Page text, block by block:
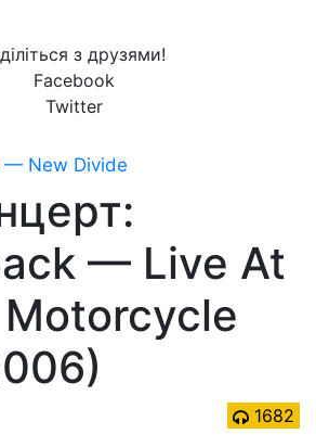
з друзями!
Facebook
Twitter
— New Divide
— Live At
1682